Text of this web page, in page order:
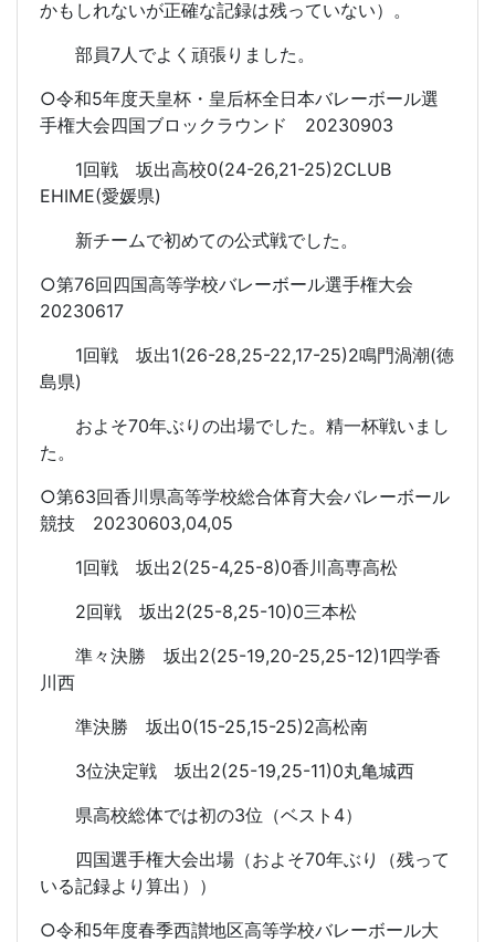
かもしれないが正確な記録は残っていない）。
部員7人でよく頑張りました。
○令和5年度天皇杯・皇后杯全日本バレーボール選
手権大会四国ブロックラウンド 20230903
1回戦 坂出高校0(24-26,21-25)2CLUB
EHIME(愛媛県)
新チームで初めての公式戦でした。
○第76回四国高等学校バレーボール選手権大会
20230617
1回戦 坂出1(26-28,25-22,17-25)2鳴門渦潮(徳
島県)
およそ70年ぶりの出場でした。精一杯戦いまし
た。
○第63回香川県高等学校総合体育大会バレーボール
競技 20230603,04,05
1回戦 坂出2(25-4,25-8)0香川高専高松
2回戦 坂出2(25-8,25-10)0三本松
準々決勝 坂出2(25-19,20-25,25-12)1四学香
川西
準決勝 坂出0(15-25,15-25)2高松南
3位決定戦 坂出2(25-19,25-11)0丸亀城西
県高校総体では初の3位（ベスト4）
四国選手権大会出場（およそ70年ぶり（残って
いる記録より算出））
○令和5年度春季西讃地区高等学校バレーボール大